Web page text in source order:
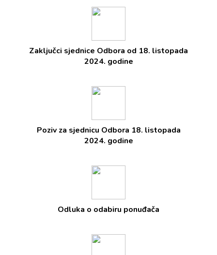
Zaključci sjednice Odbora od 18. listopada
2024. godine
Poziv za sjednicu Odbora 18. listopada
2024. godine
Odluka o odabiru ponuđača